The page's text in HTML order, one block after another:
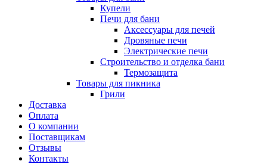
Купели
Печи для бани
Аксессуары для печей
Дровяные печи
Электрические печи
Строительство и отделка бани
Термозащита
Товары для пикника
Грили
Доставка
Оплата
О компании
Поставщикам
Отзывы
Контакты